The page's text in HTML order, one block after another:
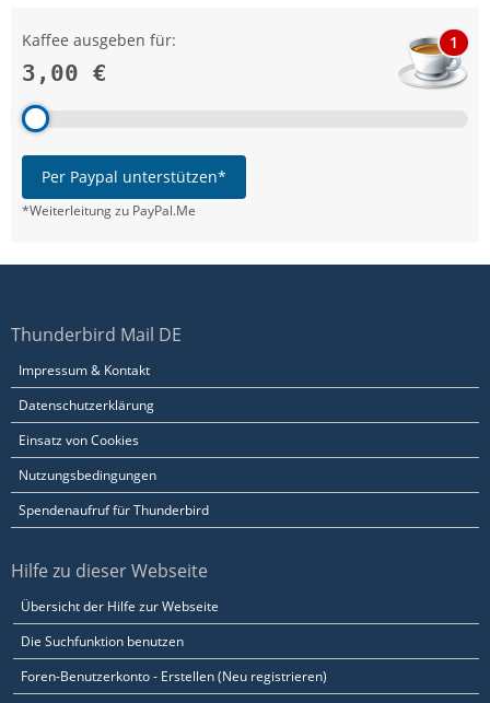
Kaffee ausgeben für:
3,00 €
1
Per Paypal unterstützen*
*Weiterleitung zu PayPal.Me
Thunderbird Mail DE
Impressum & Kontakt
Datenschutzerklärung
Einsatz von Cookies
Nutzungsbedingungen
Spendenaufruf für Thunderbird
Hilfe zu dieser Webseite
Übersicht der Hilfe zur Webseite
Die Suchfunktion benutzen
Foren-Benutzerkonto - Erstellen (Neu registrieren)